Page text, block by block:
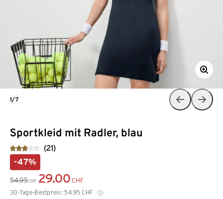
Sportkleid mit Radler, blau
(21)
-47%
54.95 CHF 29.00 CHF
30-Tage-Bestpreis: 54.95 CHF
1/7